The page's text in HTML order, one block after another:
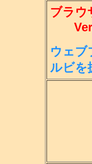
ブラウ
ウェブ
ルビを